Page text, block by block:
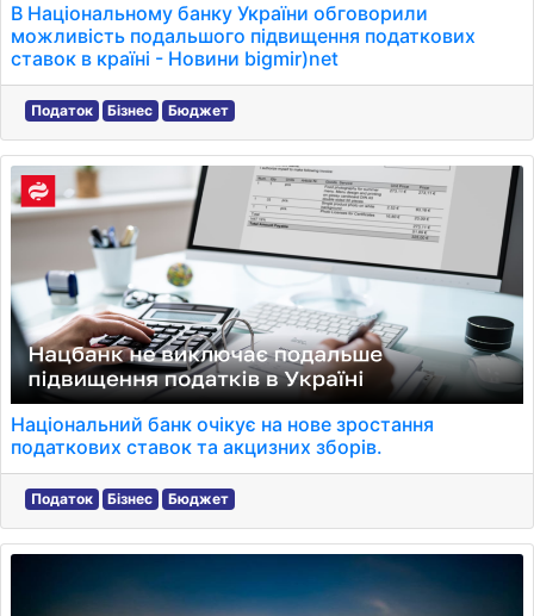
В Національному банку України обговорили
можливість подальшого підвищення податкових
ставок в країні - Новини bigmir)net
Податок Бізнес Бюджет
Національний банк очікує на нове зростання
податкових ставок та акцизних зборів.
Податок Бізнес Бюджет